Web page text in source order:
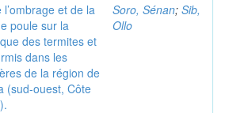
l’ombrage et de la
poule sur la
des termites et
dans les
de la région de
(sud-ouest, Côte
Soro, Sénan; Sib,
Ollo